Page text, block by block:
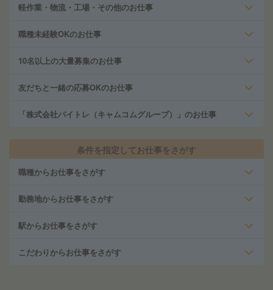
軽作業・物流・工場・その他のお仕事
職種未経験OKのお仕事
10名以上の大量募集のお仕事
友だちと一緒の応募OKのお仕事
「株式会社バイトレ（キャムコムグループ）」のお仕事
条件を指定してお仕事をさがす
職種からお仕事をさがす
勤務地からお仕事をさがす
駅からお仕事をさがす
こだわりからお仕事をさがす